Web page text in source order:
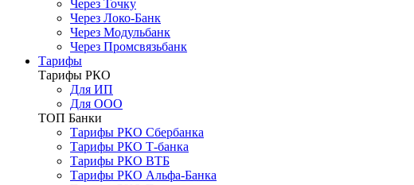
Через Точку
Через Локо-Банк
Через Модульбанк
Через Промсвязьбанк
Тарифы
Тарифы РКО
Для ИП
Для ООО
ТОП Банки
Тарифы РКО Сбербанка
Тарифы РКО Т-банка
Тарифы РКО ВТБ
Тарифы РКО Альфа-Банка